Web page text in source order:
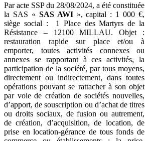
Par acte SSP du 28/08/2024, a été constituée
la SAS « SAS AWI», capital : 1 000 €,
siège social : 1 Place des Martyrs de la
Résistance – 12100 MILLAU. Objet :
restauration rapide sur place et/ou à
emporter, toutes activités connexes ou
annexes se rapportant à ces activités, la
participation de la société, par tous moyens,
directement ou indirectement, dans toutes
opérations pouvant se rattacher à son objet
par voie de création de sociétés nouvelles,
d’apport, de souscription ou d’achat de titres
ou droits sociaux, de fusion ou autrement,
de création, d’acquisition, de location, de
prise en location-gérance de tous fonds de